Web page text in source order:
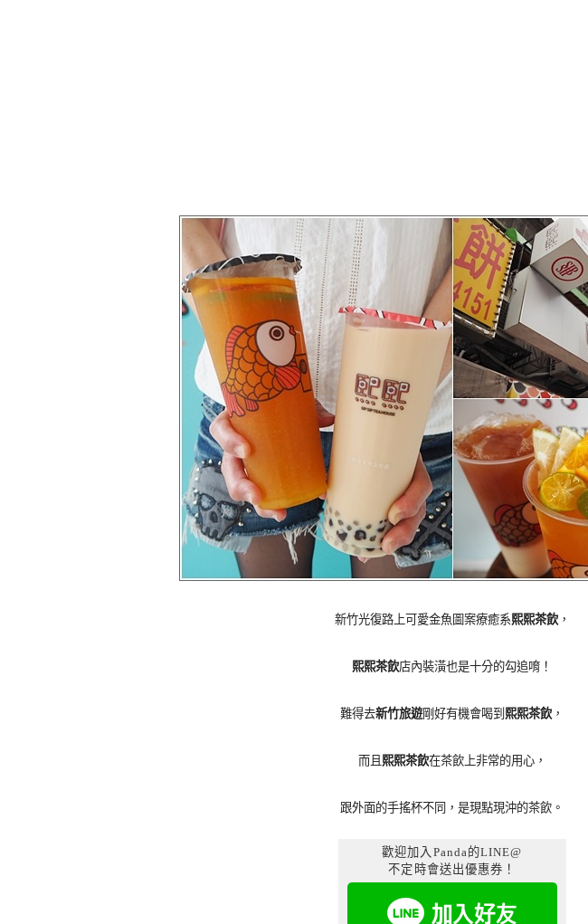
新竹光復路上可愛金魚圖案療癒系熙熙茶飲，
熙熙茶飲店內裝潢也是十分的勾追唷！
難得去新竹旅遊剛好有機會喝到 熙熙茶飲 ，
而且 熙熙茶飲在茶飲上非常的用心，
跟外面的手搖杯不同，是現點現沖的茶飲。
歡迎加入Panda的LINE@
不定時會送出優惠券！